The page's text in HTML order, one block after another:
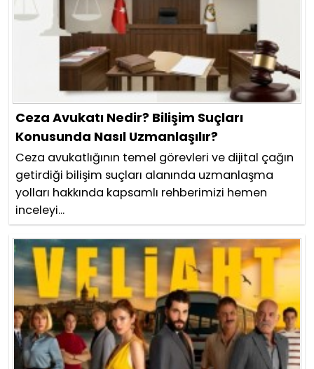
Ceza Avukatı Nedir? Bilişim Suçları
Konusunda Nasıl Uzmanlaşılır?
Ceza avukatlığının temel görevleri ve dijital çağın
getirdiği bilişim suçları alanında uzmanlaşma
yolları hakkında kapsamlı rehberimizi hemen
inceleyi...